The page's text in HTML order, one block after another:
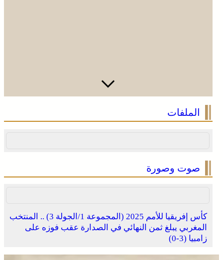
الملفات
صوت وصورة
كأس إفريقيا للأمم 2025 (المجموعة 1/الجولة 3) .. المنتخب
المغربي يبلغ ثمن النهائي في الصدارة عقب فوزه على
زامبيا (3-0)